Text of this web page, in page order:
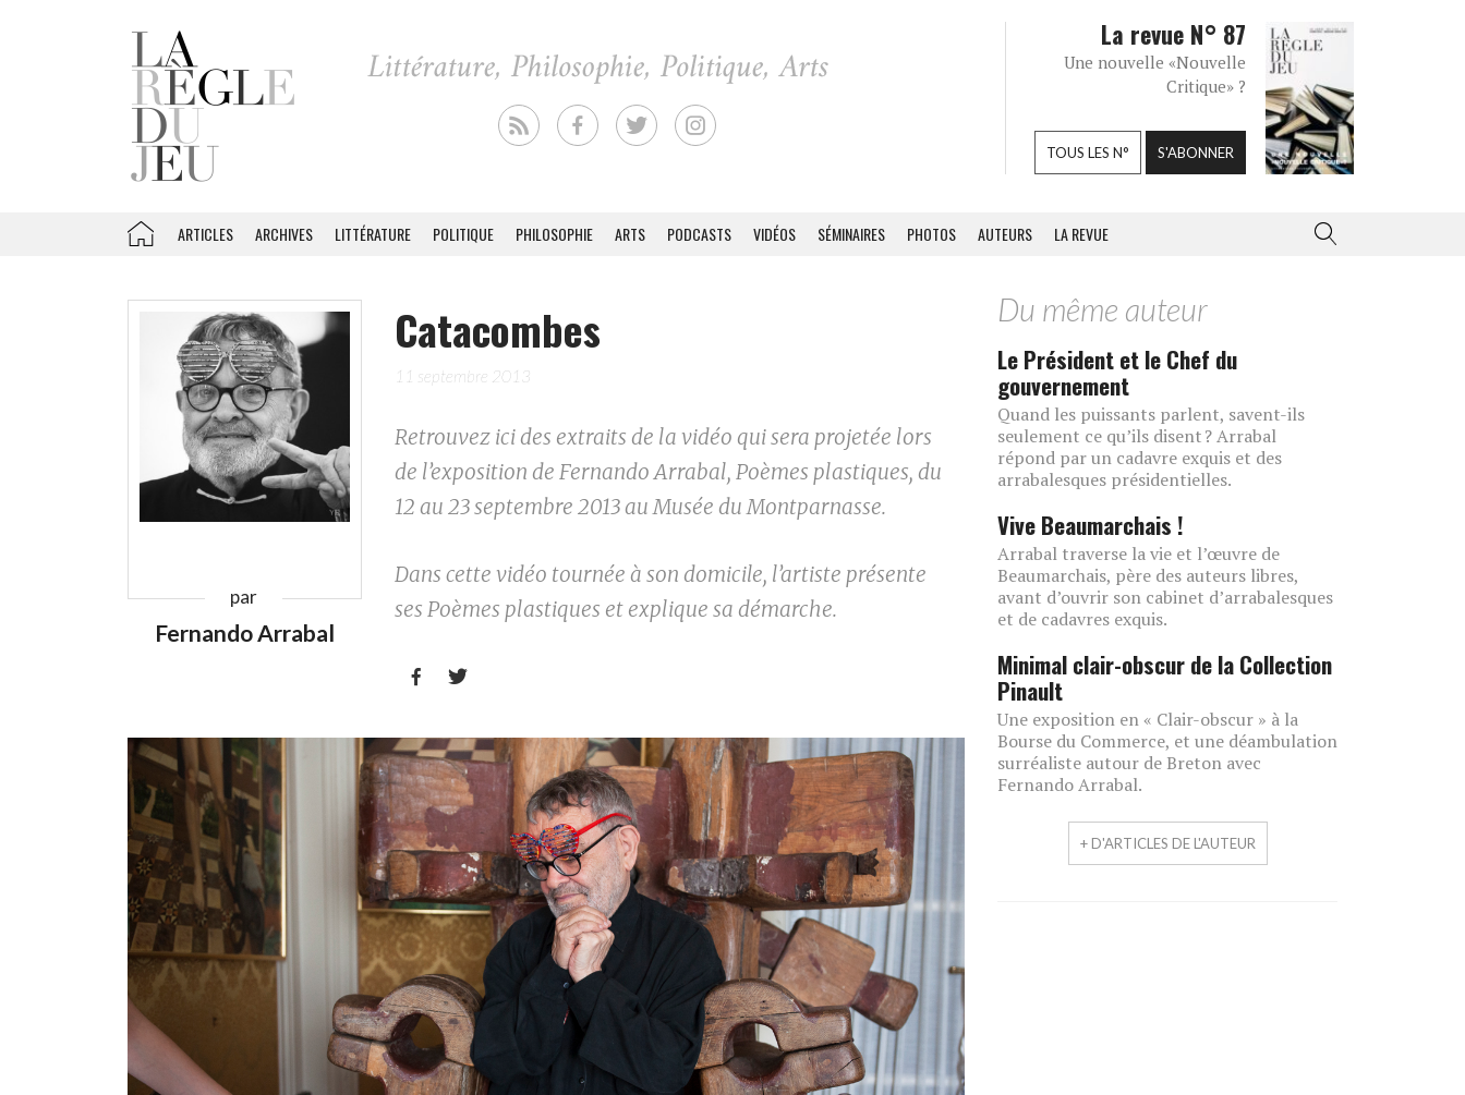
La revue N° 87
Une nouvelle «Nouvelle
Critique» ?
TOUS LES N° S'ABONNER
ARTICLES ARCHIVES LITTÉRATURE POLITIQUE PHILOSOPHIE ARTS PODCASTS VIDÉOS SÉMINAIRES PHOTOS AUTEURS LA REVUE
par
Fernando Arrabal
Catacombes
11 septembre 2013
Retrouvez ici des extraits de la vidéo qui sera projetée lors
de l’exposition de Fernando Arrabal, Poèmes plastiques, du
12 au 23 septembre 2013 au Musée du Montparnasse.
Dans cette vidéo tournée à son domicile, l’artiste présente
ses Poèmes plastiques et explique sa démarche.
 
Du même auteur
Le Président et le Chef du
gouvernement
Quand les puissants parlent, savent-ils
seulement ce qu’ils disent ? Arrabal
répond par un cadavre exquis et des
arrabalesques présidentielles.
Vive Beaumarchais !
Arrabal traverse la vie et l’œuvre de
Beaumarchais, père des auteurs libres,
avant d’ouvrir son cabinet d’arrabalesques
et de cadavres exquis.
Minimal clair-obscur de la Collection
Pinault
Une exposition en « Clair-obscur » à la
Bourse du Commerce, et une déambulation
surréaliste autour de Breton avec
Fernando Arrabal.
+ D'ARTICLES DE L'AUTEUR